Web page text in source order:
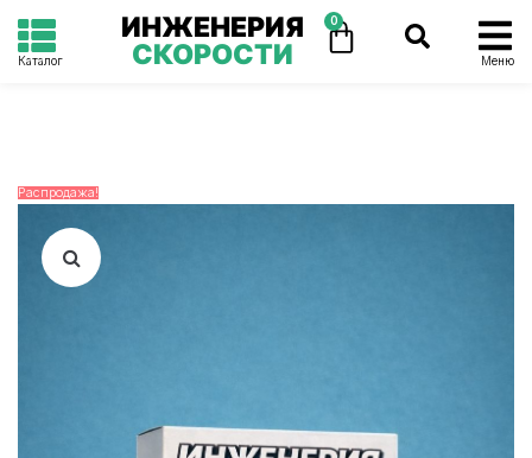
Каталог
ИНЖЕНЕРИЯ
СКОРОСТИ
0
Меню
Распродажа!